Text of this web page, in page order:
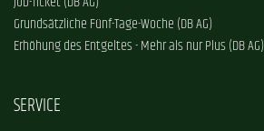
Grundsätzliche Fünf-Tage-Woche (DB AG)
Erhöhung des Entgeltes - Mehr als nur Plus (DB AG)
SERVICE